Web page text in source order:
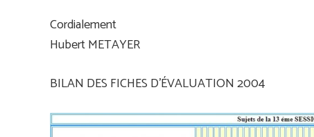
Cordialement
Hubert METAYER
BILAN DES FICHES D’ÉVALUATION 2004